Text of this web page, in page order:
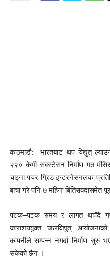
काठमाडौ: भारतबाट थप विद्युत्
२२० केभी सबस्टेसन निर्माण गत
चाइना पावर ग्रिड इन्टरनेसनलका
बाचा गरे पनि ७ महिना बितिसक्दासमेत
पटक–पटक समय र लागत थपिँदै
जलाशययुक्त जलविद्युत् आयोजनाको
कम्पनीले सम्पन्न नगर्दा निर्माण सुरु
सकेको छैन ।